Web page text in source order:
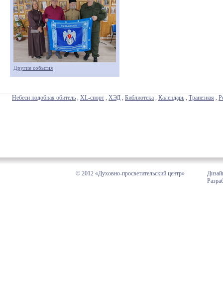
Другие события
Небеси подобная обитель , XL-спорт , ХЭД , Библиотека , Календарь , Трапезная ,
© 2012 «Духовно-просветительский центр»